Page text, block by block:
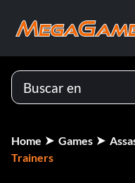
Home Games
Trainers